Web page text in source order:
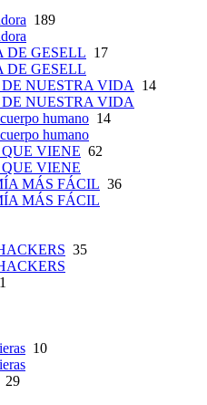
189
DE GESELL 17
DE GESELL
NUESTRA VIDA 14
NUESTRA VIDA
humano 14
humano
VIENE 62
VIENE
MÁS FÁCIL 36
MÁS FÁCIL
35
1
10
29